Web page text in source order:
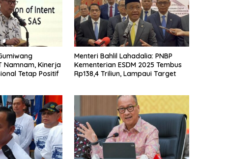
Namnam, Kinerja
Tetap Positif
Menteri Bahlil Lahadalia: PNBP
Kementerian ESDM 2025 Tembus
Rp138,4 Triliun, Lampaui Target